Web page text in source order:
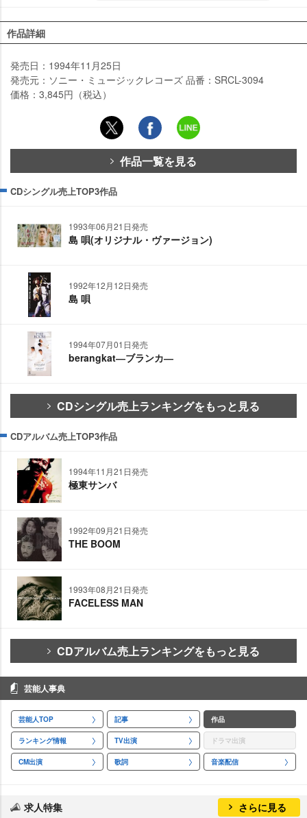
作品詳細
発売日：1994年11月25日
発売元：ソニー・ミュージックレコーズ 品番：SRCL-3094
価格：3,845円（税込）
作品一覧を見る
CDシングル売上TOP3作品
1993年06月21日発売
島 唄(オリジナル・ヴァージョン)
1992年12月12日発売
島 唄
1994年07月01日発売
berangkat―ブランカ―
CDシングル売上ランキングをもっと見る
CDアルバム売上TOP3作品
1994年11月21日発売
極東サンバ
1992年09月21日発売
THE BOOM
1993年08月21日発売
FACELESS MAN
CDアルバム売上ランキングをもっと見る
芸能人事典
芸能人TOP 記事 作品
ランキング情報 TV出演 ドラマ出演
CM出演 歌詞 音楽配信
求人特集 さらに見る